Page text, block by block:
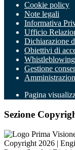
Cookie policy
Note legali
Informativa
Ufficio
Dichiarazione
Obiettivi di
Whistleblowing
Gestione
Pagina
Sezione
Copyright 2026 |